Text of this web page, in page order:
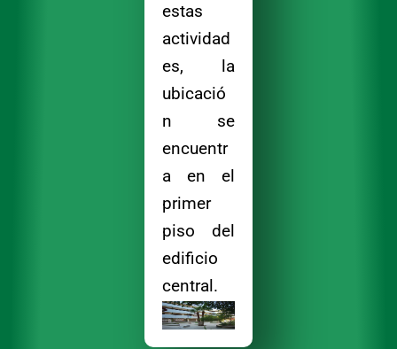
estas
actividad
es, la
ubicació
n se
encuentr
a en el
primer
piso del
edificio
central.